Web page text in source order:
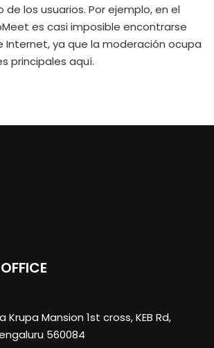
los usuarios. Por ejemplo, en el
es casi imposible encontrarse
Internet, ya que la moderación ocupa
principales aquí.
Mansion 1st cross, KEB Rd,
560084